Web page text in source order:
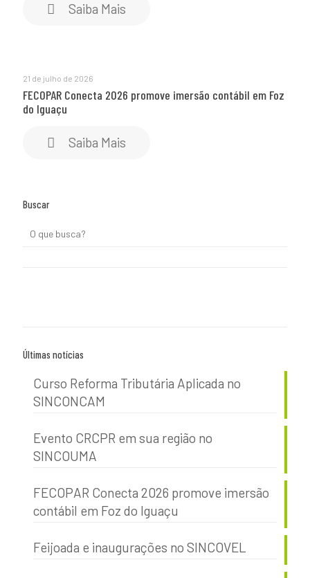
Saiba Mais
21 de julho de 2026
FECOPAR Conecta 2026 promove imersão contábil em Foz
do Iguaçu
Saiba Mais
Buscar
Últimas notícias
Curso Reforma Tributária Aplicada no
SINCONCAM
Evento CRCPR em sua região no
SINCOUMA
FECOPAR Conecta 2026 promove imersão
contábil em Foz do Iguaçu
Feijoada e inaugurações no SINCOVEL